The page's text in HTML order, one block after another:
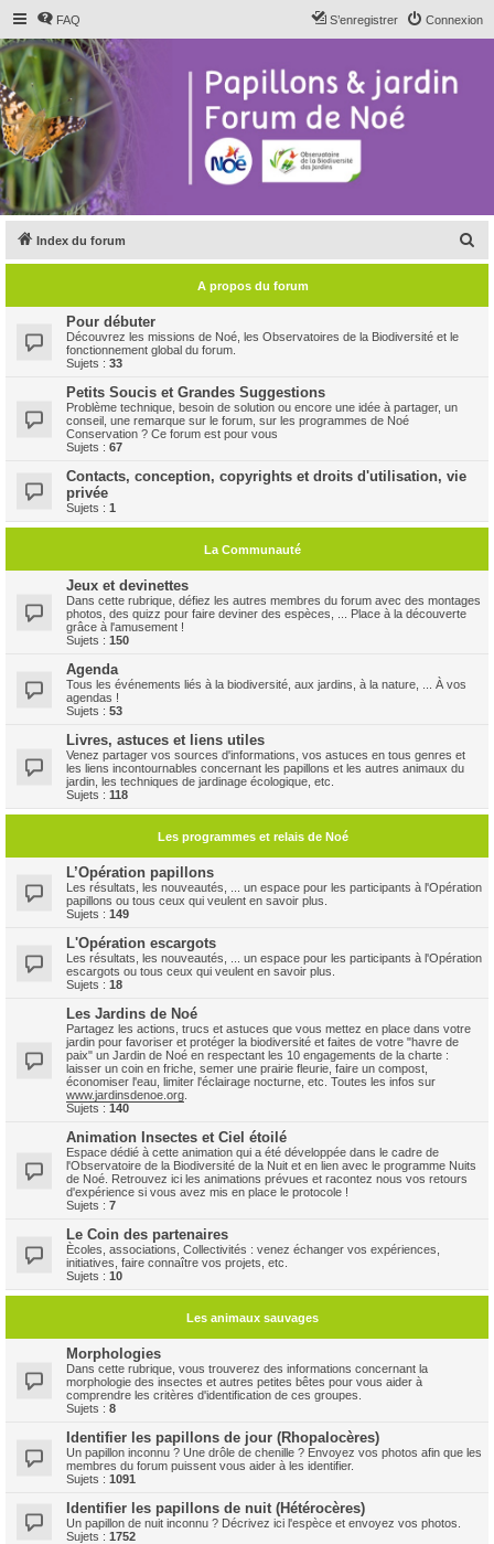
FAQ Connexion
S’enregistrer
Index du forum
e
A propos du forum
Pour débuter
Découvrez les missions de Noé, les Observatoires de la Biodiversité et le
fonctionnement global du forum.
Sujets : 33
Petits Soucis et Grandes Suggestions
Problème technique, besoin de solution ou encore une idée à partager, un
conseil, une remarque sur le forum, sur les programmes de Noé
Conservation ? Ce forum est pour vous
Sujets : 67
Contacts, conception, copyrights et droits d'utilisation, vie
privée
Sujets : 1
La Communauté
Jeux et devinettes
Dans cette rubrique, défiez les autres membres du forum avec des montages
photos, des quizz pour faire deviner des espèces, ... Place à la découverte
grâce à l'amusement !
Sujets : 150
Agenda
Tous les événements liés à la biodiversité, aux jardins, à la nature, ... À vos
agendas !
Sujets : 53
Livres, astuces et liens utiles
Venez partager vos sources d'informations, vos astuces en tous genres et
les liens incontournables concernant les papillons et les autres animaux du
jardin, les techniques de jardinage écologique, etc.
Sujets : 118
Les programmes et relais de Noé
L’Opération papillons
Les résultats, les nouveautés, ... un espace pour les participants à l'Opération
papillons ou tous ceux qui veulent en savoir plus.
Sujets : 149
L'Opération escargots
Les résultats, les nouveautés, ... un espace pour les participants à l'Opération
escargots ou tous ceux qui veulent en savoir plus.
Sujets : 18
Les Jardins de Noé
Partagez les actions, trucs et astuces que vous mettez en place dans votre
jardin pour favoriser et protéger la biodiversité et faites de votre "havre de
paix" un Jardin de Noé en respectant les 10 engagements de la charte :
laisser un coin en friche, semer une prairie fleurie, faire un compost,
économiser l'eau, limiter l'éclairage nocturne, etc. Toutes les infos sur
www.jardinsdenoe.org
Sujets : 140
Animation Insectes et Ciel étoilé
Espace dédié à cette animation qui a été développée dans le cadre de
l'Observatoire de la Biodiversité de la Nuit et en lien avec le programme Nuits
de Noé. Retrouvez ici les animations prévues et racontez nous vos retours
d'expérience si vous avez mis en place le protocole !
Sujets : 7
Le Coin des partenaires
Ècoles, associations, Collectivités : venez échanger vos expériences,
initiatives, faire connaître vos projets, etc.
Sujets : 10
Les animaux sauvages
Morphologies
Dans cette rubrique, vous trouverez des informations concernant la
morphologie des insectes et autres petites bêtes pour vous aider à
comprendre les critères d'identification de ces groupes.
Sujets : 8
Identifier les papillons de jour (Rhopalocères)
Un papillon inconnu ? Une drôle de chenille ? Envoyez vos photos afin que les
membres du forum puissent vous aider à les identifier.
Sujets : 1091
Identifier les papillons de nuit (Hétérocères)
Un papillon de nuit inconnu ? Décrivez ici l'espèce et envoyez vos photos.
Sujets : 1752